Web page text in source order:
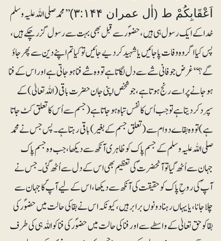
اَعْقَابِکُمْ ط (اٰل عمران ۳:۱۴۴)
’’محمد صلی اللہ علیہ وسلم
خدا کے ایک رسول ہی ہیں، حضوؐرسے قبل بھی بہت سے رسول گزر چکے ہیں،
پس کیا اگر وہ وفات پاجائیں یا شہید کردیے جائیں تو کیا تم اپنے دین سے پھر جاؤ
گے؟‘‘ غرض جو فانی شے سے دل لگاتا ہے تو وہ شے فنا ہوجاتی ہے اور اس کے فنا
ہوجانے پر اسے رنج ہوتا ہے، جو شخص اپنی جان حضرت باقی (اللہ تعالیٰ) کے
سپرد کردیتا ہے تو جب اُس کا نفس تباہ ہوجاتا ہے (جسم سے اُس کا تعلق کٹ جاتا
ہے) تو وہ بقاے دوام سے (تعلق جسم کے بغیر) باقی رہتا ہے۔ پس جس نے محمد
صلی اللہ علیہ وسلم کے جسم پاک کو ظاہری آنکھ سے دیکھا، جب وہ جسم پاک
جہان سے اُٹھ گیا تو آنحضرتؐ کی تعظیم بھی اس کے دل سے اُٹھ گئی۔ جس نے
آپؐ کی روحِ پاک کو حقیقت کی آنکھ سے دیکھا، اس کے لیے آپؐ کا جہان سے
چلا جانا، یا یہاں رہنا دونوں برابر ہیں، کیونکہ اس نے بقا کی حالت میں حضوؐر کی
بقا کو حق تعالیٰ کے واسطے سے اور فنا کی حالت میں حضوؐر کی فنا کو اللہ ہی کی طرف